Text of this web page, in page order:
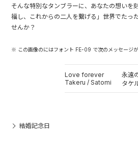
そんな特別なタンブラーに、あなたの想いを
福し、これからの二人を繋げる」世界でたっ
せんか？
※ この画像のにはフォント FE-09 で次のメッセージが
Love forever
Takeru / Satomi
永遠
タケ
結婚記念日